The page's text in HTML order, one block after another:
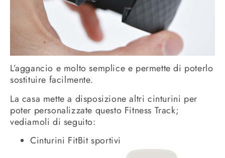
L’aggancio e molto semplice e permette di poterlo
sostituire facilmente.
La casa mette a disposizione altri cinturini per
poter personalizzate questo Fitness Track;
vediamoli di seguito:
Cinturini FitBit sportivi